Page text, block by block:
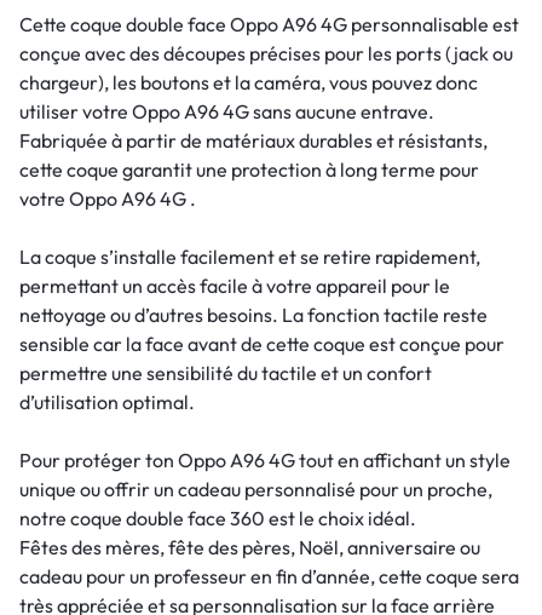
Cette coque double face Oppo A96 4G personnalisable est
conçue avec des découpes précises pour les ports (jack ou
chargeur), les boutons et la caméra, vous pouvez donc
utiliser votre Oppo A96 4G sans aucune entrave.
Fabriquée à partir de matériaux durables et résistants,
cette coque garantit une protection à long terme pour
votre Oppo A96 4G .
La coque s’installe facilement et se retire rapidement,
permettant un accès facile à votre appareil pour le
nettoyage ou d’autres besoins. La fonction tactile reste
sensible car la face avant de cette coque est conçue pour
permettre une sensibilité du tactile et un confort
d’utilisation optimal.
Pour protéger ton Oppo A96 4G tout en affichant un style
unique ou offrir un cadeau personnalisé pour un proche,
notre coque double face 360 est le choix idéal.
Fêtes des mères, fête des pères, Noël, anniversaire ou
cadeau pour un professeur en fin d’année, cette coque sera
très appréciée et sa personnalisation sur la face arrière